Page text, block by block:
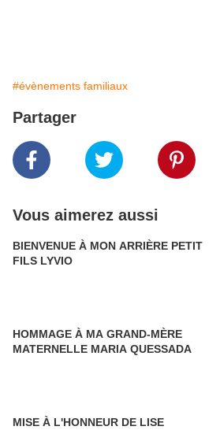
#évènements familiaux
Partager
Vous aimerez aussi
BIENVENUE À MON ARRIÈRE PETIT
FILS LYVIO
HOMMAGE À MA GRAND-MÈRE
MATERNELLE MARIA QUESSADA
MISE À L'HONNEUR DE LISE